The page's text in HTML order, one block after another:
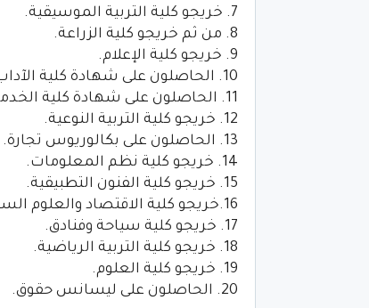
7. خريجو كلية التربية الموسيقية.
8. من ثم خريجو كلية الزراعة.
9. خريجو كلية الإعلام.
10. الحاصلون على شهادة كلية الآداب.
11. الحاصلون على شهادة كلية الخدمة الاجتماعية.
12. خريجو كلية التربية النوعية.
13. الحاصلون على بكالوريوس تجارة.
14. خريجو كلية نظم المعلومات.
15. خريجو كلية الفنون التطبيقية.
16.خريجو كلية الاقتصاد والعلوم السياسية.
17. خريجو كلية سياحة وفنادق.
18. خريجو كلية التربية الرياضية.
19. خريجو كلية العلوم.
20. الحاصلون على ليسانس حقوق.